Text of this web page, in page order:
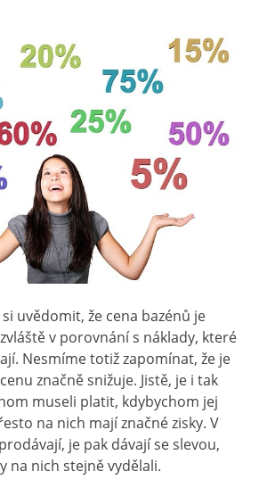
uvědomit, že cena bazénů je
v porovnání s náklady, které
Nesmíme totiž zapomínat, že je
značně snižuje. Jistě, je i tak
museli platit, kdybychom jej
na nich mají značné zisky. V
je pak dávají se slevou,
na nich stejně vydělali.